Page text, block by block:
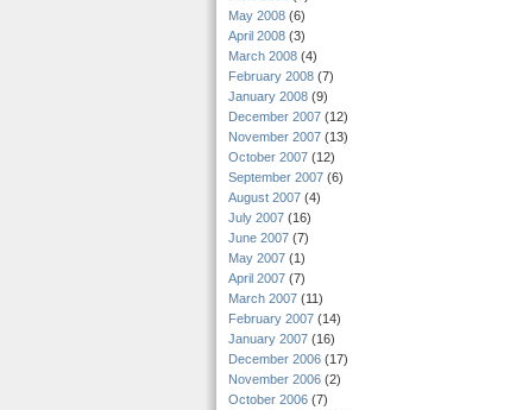
May 2008 (6)
April 2008 (3)
March 2008 (4)
February 2008 (7)
January 2008 (9)
December 2007 (12)
November 2007 (13)
October 2007 (12)
September 2007 (6)
August 2007 (4)
July 2007 (16)
June 2007 (7)
May 2007 (1)
April 2007 (7)
March 2007 (11)
February 2007 (14)
January 2007 (16)
December 2006 (17)
November 2006 (2)
October 2006 (7)